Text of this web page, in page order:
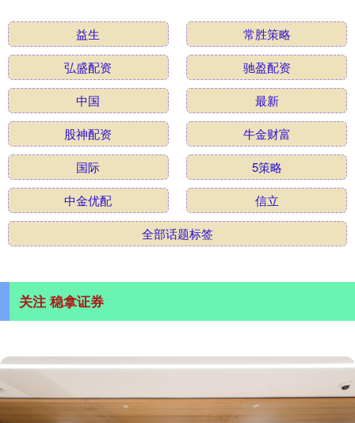
益生
常胜策略
弘盛配资
驰盈配资
中国
最新
股神配资
牛金财富
国际
5策略
中金优配
信立
全部话题标签
关注 稳拿证券